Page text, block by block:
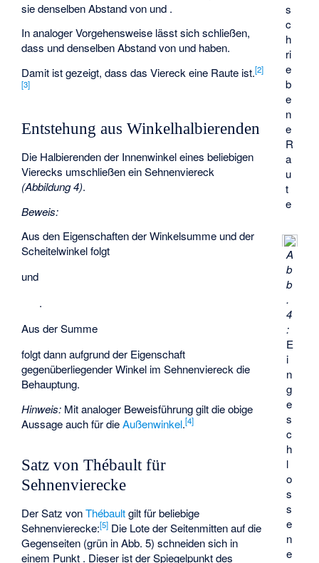
s
c
h
ri
e
b
e
n
e
R
a
u
t
e
sie denselben Abstand von und .
In analoger Vorgehensweise lässt sich schließen,
dass unddenselben Abstand von und haben.
Damit ist gezeigt, dass das Viereckeine Raute ist.[2]
[3]
Entstehung aus Winkelhalbierenden
A
b
b
.
4
:
E
i
n
g
e
s
c
h
l
o
s
s
e
n
e
Die Halbierenden der Innenwinkel eines beliebigen
Vierecks umschließen ein Sehnenviereck
(Abbildung 4).
Beweis:
Aus den Eigenschaften der Winkelsumme und der
Scheitelwinkel folgt
und
.
Aus der Summe
folgt dann aufgrund der Eigenschaft
gegenüberliegender Winkel im Sehnenviereck die
Behauptung.
Hinweis: Mit analoger Beweisführung gilt die obige
Aussage auch für dieAußenwinkel.[4]
Satz von Thébault für
Sehnenvierecke
Der Satz vonThébaultgilt für beliebige
Sehnenvierecke:[5] Die Lote der Seitenmitten auf die
Gegenseiten (grün in Abb. 5) schneiden sich in
einem Punkt . Dieser ist der Spiegelpunkt des